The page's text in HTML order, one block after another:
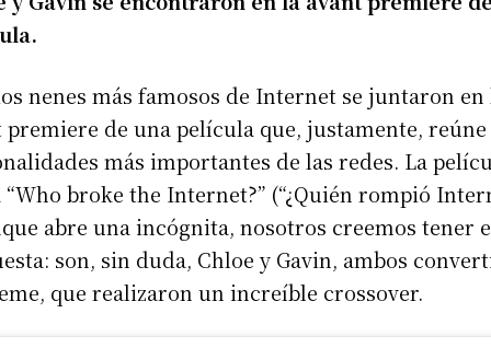
nenes más famosos de Internet se juntaron en
premiere de una película que, justamente, reúne
más importantes de las redes. La
broke the Internet?” (“¿Quién rompió
abre una incógnita, nosotros creemos tener
son, sin duda, Chloe y Gavin, ambos
que realizaron un increíble crossover.